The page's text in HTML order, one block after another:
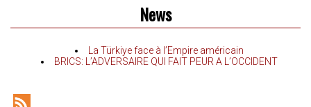
News
La Türkiye face à l’Empire américain
BRICS: L’ADVERSAIRE QUI FAIT PEUR A L’OCCIDENT